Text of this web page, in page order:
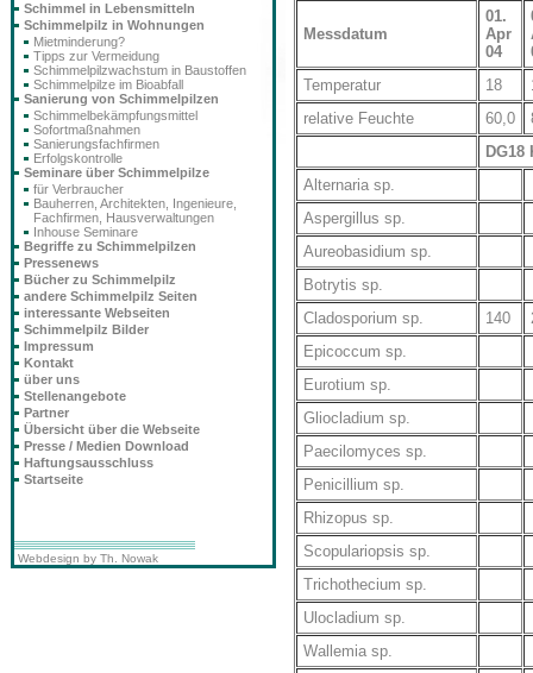
Messdatum
01.
Apr
04
Temperatur
18
relative Feuchte
60,0
DG18
Alternaria sp.
Aspergillus sp.
Aureobasidium sp.
Botrytis sp.
Cladosporium sp.
140
Epicoccum sp.
Eurotium sp.
Gliocladium sp.
Paecilomyces sp.
Penicillium sp.
Rhizopus sp.
Scopulariopsis sp.
Trichothecium sp.
Ulocladium sp.
Wallemia sp.
Schimmel in Lebensmitteln
Schimmelpilz in Wohnungen
Mietminderung?
Tipps zur Vermeidung
Schimmelpilzwachstum in Baustoffen
Schimmelpilze im Bioabfall
Sanierung von Schimmelpilzen
Schimmelbekämpfungsmittel
Sofortmaßnahmen
Sanierungsfachfirmen
Erfolgskontrolle
Seminare über Schimmelpilze
für Verbraucher
Bauherren, Architekten, Ingenieure,
Fachfirmen, Hausverwaltungen
Inhouse Seminare
Begriffe zu Schimmelpilzen
Pressenews
Bücher zu Schimmelpilz
andere Schimmelpilz Seiten
interessante Webseiten
Schimmelpilz Bilder
Impressum
Kontakt
über uns
Stellenangebote
Partner
Übersicht über die Webseite
Presse / Medien Download
Haftungsausschluss
Startseite
Webdesign by Th. Nowak